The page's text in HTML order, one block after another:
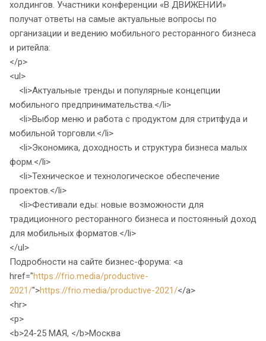
холдингов. Участники конференции «В ДВИЖЕНИИ»
получат ответы на самые актуальные вопросы по
организации и ведению мобильного ресторанного бизнеса
и ритейла:
</p>
<ul>
<li>Актуальные тренды и популярные концепции
мобильного предпринимательства.</li>
<li>Выбор меню и работа с продуктом для стритфуда и
мобильной торговли.</li>
<li>Экономика, доходность и структура бизнеса малых
форм.</li>
<li>Техническое и технологическое обеспечение
проектов.</li>
<li>Фестивали еды: новые возможности для
традиционного ресторанного бизнеса и постоянный доход
для мобильных форматов.</li>
</ul>
Подробности на сайте бизнес-форума: <a
href="https://frio.media/productive-
2021/">https://frio.media/productive-2021/</a>
<hr>
<p>
<b>24-25 МАЯ, </b>Москва